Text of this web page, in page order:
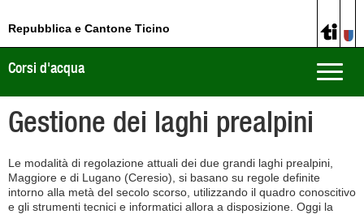
Repubblica e Cantone Ticino
Toggle
Corsi d'acqua
Gestione dei laghi prealpini
Le modalità di regolazione attuali dei due grandi laghi prealpini,
Maggiore e di Lugano (Ceresio), si basano su regole definite
intorno alla metà del secolo scorso, utilizzando il quadro conoscitivo
e gli strumenti tecnici e informatici allora a disposizione. Oggi la